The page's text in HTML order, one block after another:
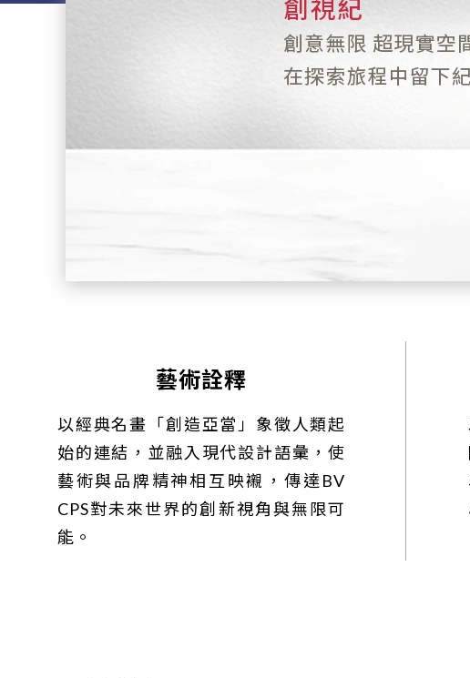
藝術詮釋
以經典名畫「創造亞當」象徵人類起
始的連結，並融入現代設計語彙，使
藝術與品牌精神相互映襯，傳達BV
CPS對未來世界的創新視角與無限可
能。